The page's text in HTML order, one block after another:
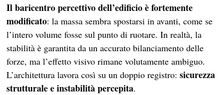
Il baricentro percettivo dell’edificio è fortemente
modificato: la massa sembra spostarsi in avanti, come se
l’intero volume fosse sul punto di ruotare. In realtà, la
stabilità è garantita da un accurato bilanciamento delle
forze, ma l’effetto visivo rimane volutamente ambiguo.
L’architettura lavora così su un doppio registro:sicurezza
strutturale e instabilità percepita.